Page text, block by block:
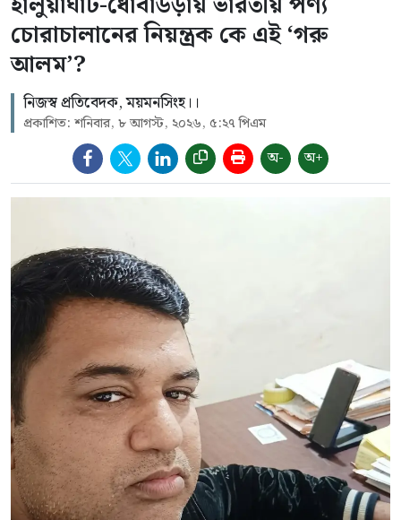
চোরাচালানের নিয়ন্ত্রক কে এই ‘গরু
আলম’?
নিজস্ব প্রতিবেদক, ময়মনসিংহ।।
প্রকাশিত: শনিবার, ৮ আগস্ট, ২০২৬, ৫:২৭ পিএম
অ- অ+